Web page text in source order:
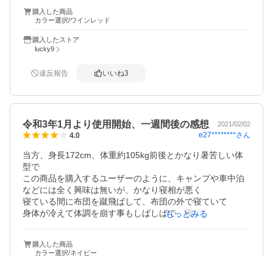
も？
価格から考えても全体的にいい商品です。
後はシュラフそのものの機能と耐久性はこれから使ってみ
ます。
で有り難かったです。
購入した商品
カラー選択/ワインレッド
購入したストア
lucky9
違反報告 いいね3
令和3年1月より使用開始、一週間後の感想 2021/02/02
4.0 e27********さん
当方、身長172cm、体重約105kg前後とかなり暑苦しい体
型で
この商品を購入するユーザーのように、キャンプや車中泊
などには全く興味は無いが、かなり寝相が悪く
寝ている間に布団を蹴飛ばして、布団の外で寝ていて
身体が冷えて体調を崩す事もしばしばで、寝袋の購入を
また電気代節約の為、秋冬でも暖房は出来るだけ使用せず
もっとみる
購入した商品
カラー選択/ネイビー